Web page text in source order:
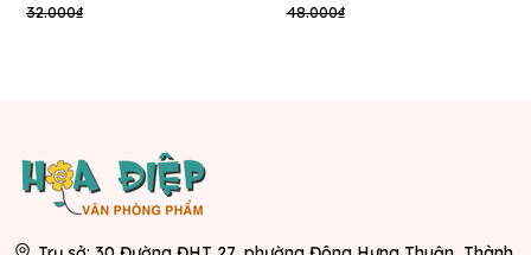
32.000₫ 48.000₫